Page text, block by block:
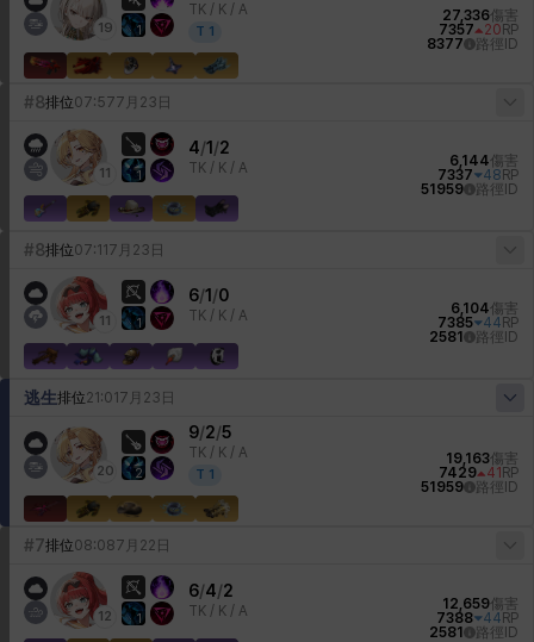
19 1
TK / K / A
T 1
27,336傷害
7357
20 RP
8377
路徑ID
#8排位07:577月23日
11 1
4/1 /2
TK / K / A 6,144傷害
7337
48 RP
51959
路徑ID
#8排位07:11 7月23日
11 1
6/1 /0
TK / K / A 6,104傷害
7385
44 RP
2581
路徑ID
逃生排位21:01 7月23日
20 2
9/2/5
TK / K / A
T 1
19,163傷害
7429
41 RP
51959
路徑ID
#7排位08:087月22日
12 1
6/4/2
TK / K / A 12,659傷害
7388
44 RP
2581
路徑ID